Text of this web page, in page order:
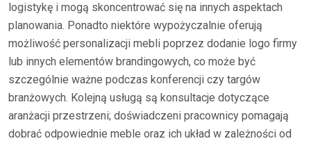
logistykę i mogą skoncentrować się na innych aspektach
planowania. Ponadto niektóre wypożyczalnie oferują
możliwość personalizacji mebli poprzez dodanie logo firmy
lub innych elementów brandingowych, co może być
szczególnie ważne podczas konferencji czy targów
branżowych. Kolejną usługą są konsultacje dotyczące
aranżacji przestrzeni; doświadczeni pracownicy pomagają
dobrać odpowiednie meble oraz ich układ w zależności od